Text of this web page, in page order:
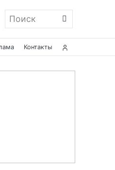
Поиск
Контакты